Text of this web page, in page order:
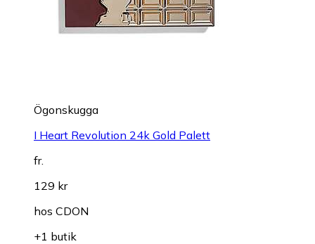
Ögonskugga
I Heart Revolution 24k Gold Palett
fr.
129 kr
hos CDON
+1 butik